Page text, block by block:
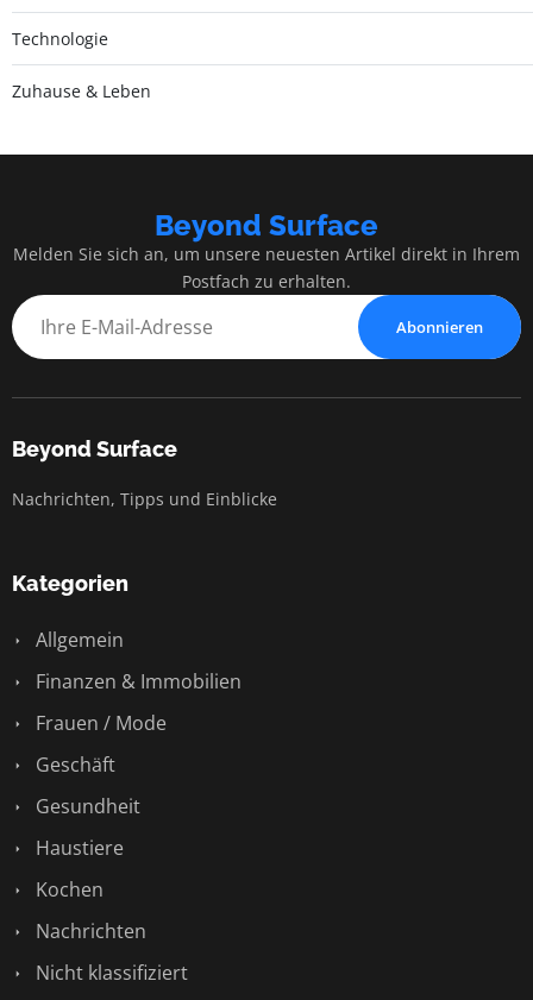
Technologie
Zuhause & Leben
Beyond Surface
Melden Sie sich an, um unsere neuesten Artikel direkt in Ihrem
Postfach zu erhalten.
Abonnieren
Beyond Surface
Nachrichten, Tipps und Einblicke
Kategorien
Allgemein
Finanzen & Immobilien
Frauen / Mode
Geschäft
Gesundheit
Haustiere
Kochen
Nachrichten
Nicht klassifiziert